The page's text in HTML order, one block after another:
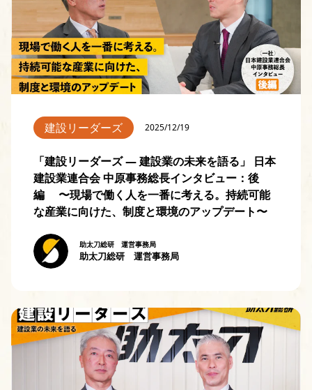
建設リーダーズ 2025/12/19
「建設リーダーズ — 建設業の未来を語る」 日本
建設業連合会 中原事務総長インタビュー：後
編 〜現場で働く人を一番に考える。持続可能
な産業に向けた、制度と環境のアップデート〜
助太刀総研 運営事務局
助太刀総研 運営事務局